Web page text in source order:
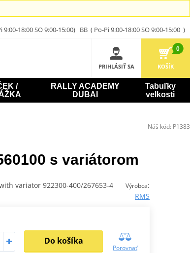
18:00 SO 9:00-15:00) BB ( Po-Pi 9:00-18:00 SO 9:00-15:00 )
PRIHLÁSIŤ SA
0
KOŠÍK
/
RALLY ACADEMY
DUBAI
Tabuľky
velkosti
s variátorom
Výrobca:
RMS
variator 922300-400/267653-4
Do košíka
Porovnať
Náš kód: P1383